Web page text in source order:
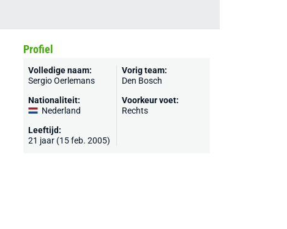
Profiel
Volledige naam:
Sergio Oerlemans
Nationaliteit:
Nederland
Leeftijd:
21 jaar (15 feb. 2005)
Vorig team:
Den Bosch
Voorkeur voet:
Rechts